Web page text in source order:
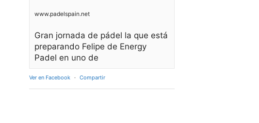
www.padelspain.net
Gran jornada de pádel la que está
preparando Felipe de Energy
Padel en uno de
Ver en Facebook · Compartir